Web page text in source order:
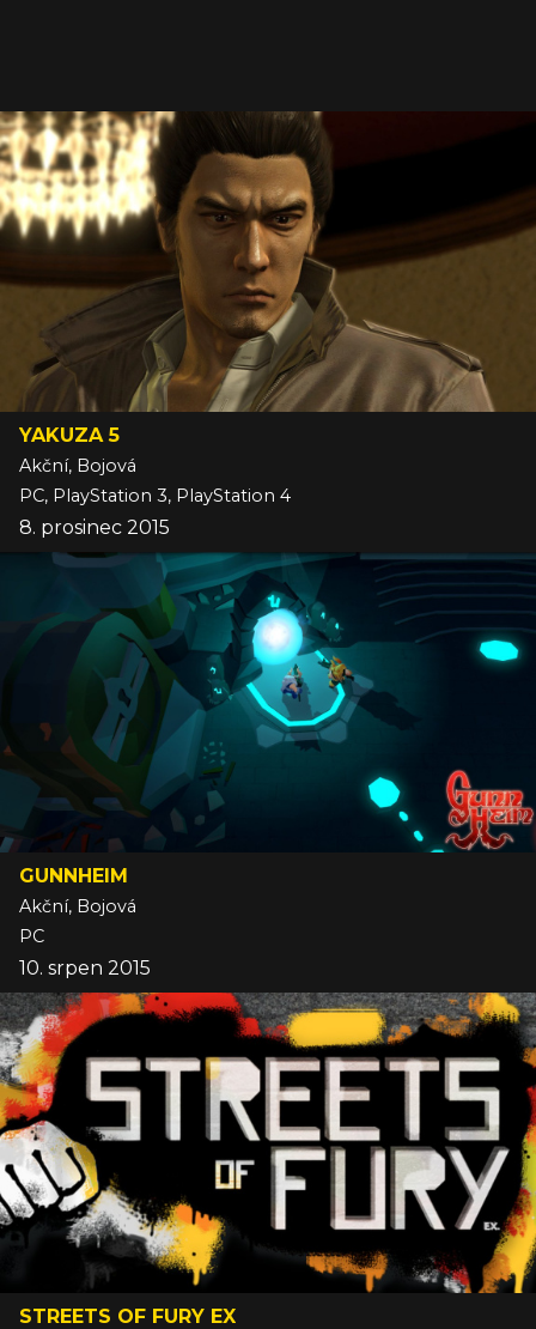
YAKUZA 5
Akční, Bojová
PC, PlayStation 3, PlayStation 4
8. prosinec 2015
GUNNHEIM
Akční, Bojová
PC
10. srpen 2015
STREETS OF FURY EX